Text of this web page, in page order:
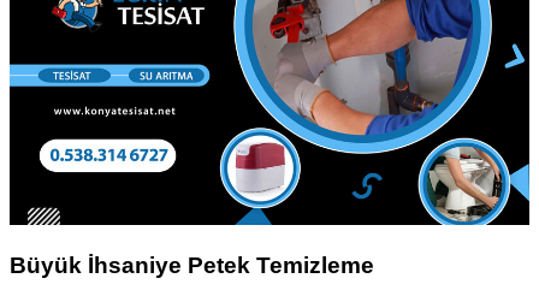
Büyük İhsaniye Petek Temizleme